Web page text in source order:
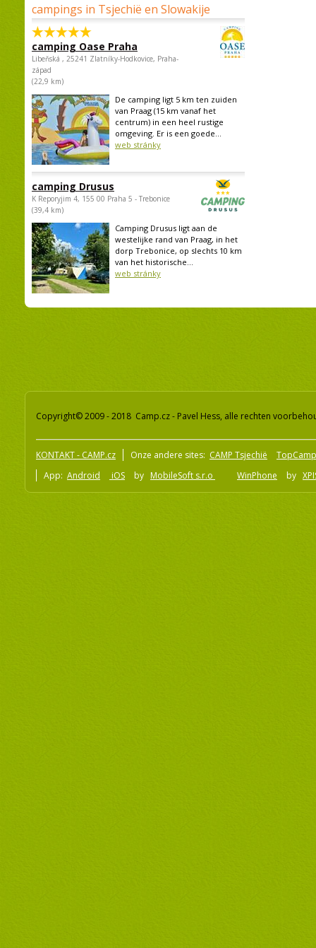
campings in Tsjechië en Slowakije
camping Oase Praha
Libeňská , 25241 Zlatníky-Hodkovice, Praha-
západ
(22,9 km)
De camping ligt 5 km ten zuiden
van Praag (15 km vanaf het
centrum) in een heel rustige
omgeving. Er is een goede...
web stránky
camping Drusus
K Reporyjim 4, 155 00 Praha 5 - Trebonice
(39,4 km)
Camping Drusus ligt aan de
westelijke rand van Praag, in het
dorp Trebonice, op slechts 10 km
van het historische...
web stránky
Copyright© 2009 - 2018 Camp.cz - Pavel Hess, alle rechten
KONTAKT - CAMP.cz Onze andere sites: CAMP Tsjechië
App: Android iOS by MobileSoft s.r.o WinPhone by